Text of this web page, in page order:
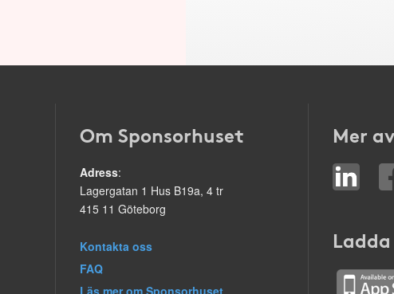
Om Sponsorhuset
Adress:
Lagergatan 1 Hus B19a, 4 tr
415 11 Göteborg
Kontakta oss
FAQ
Läs mer om Sponsorhuset
Mer